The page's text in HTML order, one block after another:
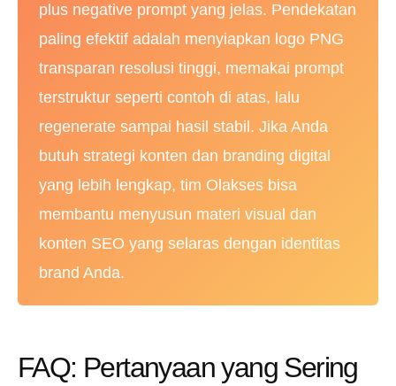
plus negative prompt yang jelas. Pendekatan
paling efektif adalah menyiapkan logo PNG
transparan resolusi tinggi, memakai prompt
terstruktur seperti contoh di atas, lalu
regenerate sampai hasil stabil. Jika Anda
butuh strategi konten dan branding digital
yang lebih lengkap, tim Olakses bisa
membantu menyusun materi visual dan
konten SEO yang selaras dengan identitas
brand Anda.
FAQ: Pertanyaan yang Sering